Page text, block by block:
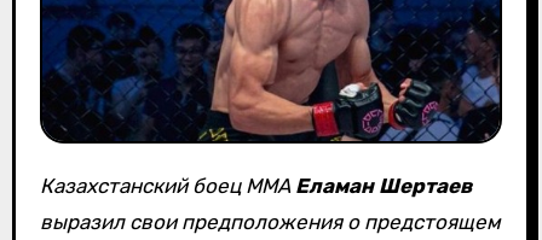
Казахстанский боец ММА Еламан Шертаев
выразил свои предположения о предстоящем